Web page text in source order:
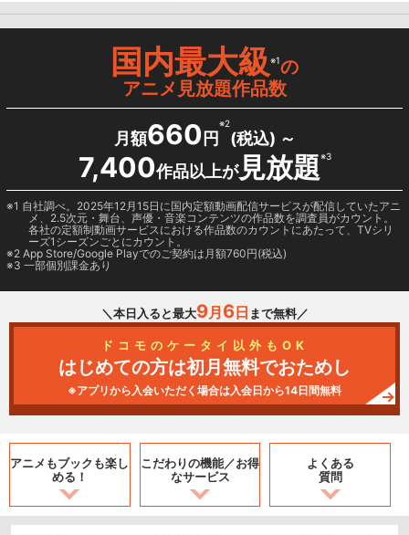
国内最大級※1の
アニメ見放題作品数
月額660 円
※2
(税込) ～
7,400作品以上が見放題※3
1 自社調べ。2025年12月15日に国内定額動画配信サービスが配信していたアニ
メ、2.5次元・舞台、声優・音楽コンテンツの作品数を調査員がカウント。
各社の定額制動画サービスにおける作品数のカウントにあたって、TVシリ
ーズ1シーズンごとにカウント。
2 App Store/Google Playでのご契約は月額760円(税込)
3 一部個別課金あり
＼本日入ると最大9月 6日 まで無料／
ドコモのケータイ以外もOK
はじめての方は初月無料でおためし
※アプリから入会いただく場合は入会日から14日間無料
アニメもブックも楽し
める！
こだわりの機能／お得
なサービス
よくある
質問